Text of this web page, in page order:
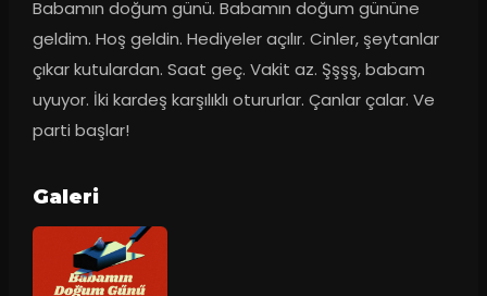
Babamın doğum günü. Babamın doğum gününe
geldim. Hoş geldin. Hediyeler açılır. Cinler, şeytanlar
çıkar kutulardan. Saat geç. Vakit az. Şşşş, babam
uyuyor. İki kardeş karşılıklı otururlar. Çanlar çalar. Ve
parti başlar!
Galeri